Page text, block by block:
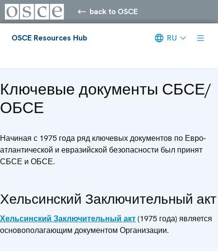
back to OSCE
OSCE Resources Hub RU
Ключевые документы СБСЕ/
ОБСЕ
Начиная с 1975 года ряд ключевых документов по Евро-
атлантической и евразийской безопасности был принят
СБСЕ и ОБСЕ.
Хельсинский Заключительный акт
Хельсинский Заключительный акт(1975 года) является
основополагающим документом Организации.